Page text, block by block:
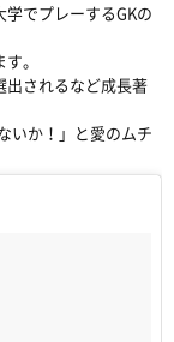
でプレーするGKの
。
出されるなど成長著
いか！」と愛のムチ